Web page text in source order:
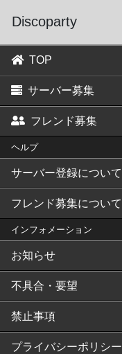
Discoparty
TOP
サーバー募集
フレンド募集
ヘルプ
サーバー登録について
フレンド募集について
インフォメーション
お知らせ
不具合・要望
禁止事項
プライバシーポリシー